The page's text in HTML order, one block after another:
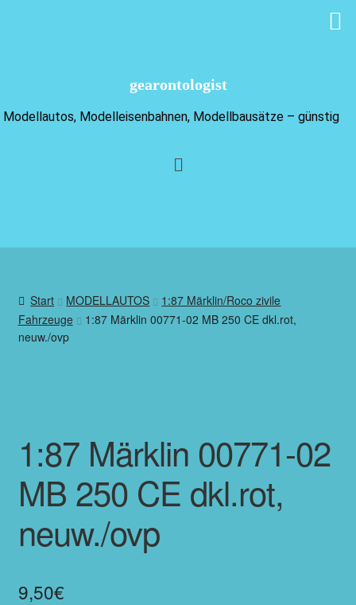
Modellautos, Modelleisenbahnen, Modellbausätze – günstig
Start MODELLAUTOS
1:87 Märklin/Roco zivile
Fahrzeuge
1:87 Märklin 00771-02 MB 250 CE dkl.rot,
neuw./ovp
1:87 Märklin 00771-02
MB 250 CE dkl.rot,
neuw./ovp
9,50€
gearontologist